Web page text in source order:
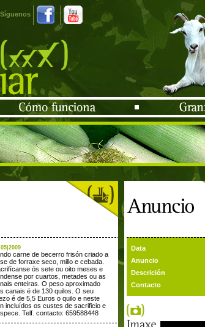
Síguenos
carne de becerro frisón criado a
de forraxe seco, millo e cebada.
ós sete ou oito meses e
por cuartos, metades ou as
enteiras. O peso aproximado
canais é de 130 quilos. O seu
é de 5,5 Euros o quilo e neste
incluídos os custes de sacrificio e
Telf. contacto: 659588448
Data
Anuncio
Descrición
Contacto